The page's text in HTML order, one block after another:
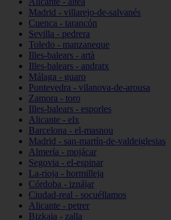
Madrid - villarejo-de-salvanés
Cuenca - tarancón
Sevilla - pedrera
Toledo - manzaneque
Illes-balears - artà
Illes-balears - andratx
Málaga - guaro
Pontevedra - vilanova-de-arousa
Zamora - toro
Illes-balears - esporles
Alicante - elx
Barcelona - el-masnou
Madrid - san-martín-de-valdeiglesias
Almería - mojácar
Segovia - el-espinar
La-rioja - hormilleja
Córdoba - iznájar
Ciudad-real - socuéllamos
Alicante - petrer
Bizkaia - zalla